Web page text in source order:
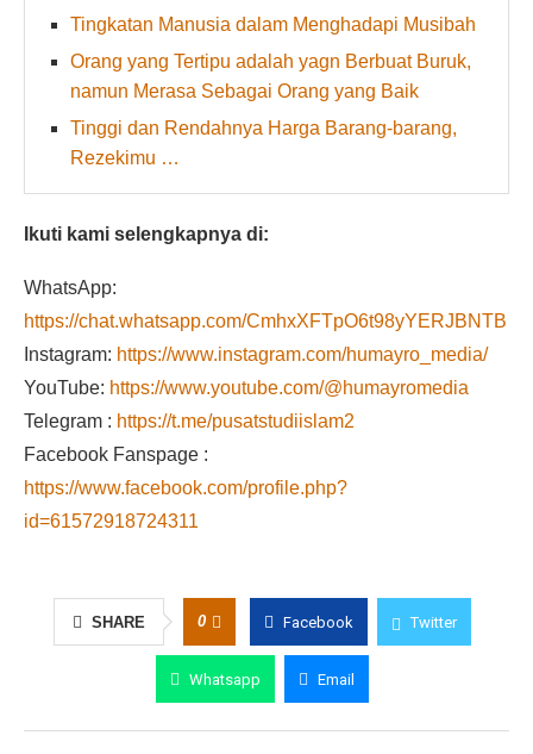
Tingkatan Manusia dalam Menghadapi Musibah
Orang yang Tertipu adalah yagn Berbuat Buruk,
namun Merasa Sebagai Orang yang Baik
Tinggi dan Rendahnya Harga Barang-barang,
Rezekimu …
Ikuti kami selengkapnya di:
WhatsApp:
https://chat.whatsapp.com/CmhxXFTpO6t98yYERJBNTB
Instagram: https://www.instagram.com/humayro_media/
YouTube: https://www.youtube.com/@humayromedia
Telegram : https://t.me/pusatstudiislam2
Facebook Fanspage :
https://www.facebook.com/profile.php?
id=61572918724311
SHARE 0 Facebook Twitter
Whatsapp Email